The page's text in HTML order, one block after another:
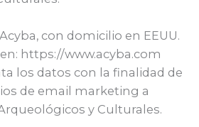
Acyba, con domicilio en EEUU.
https://www.acyba.com
los datos con la finalidad de
de email marketing a
y Culturales.